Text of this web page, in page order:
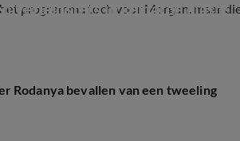
programma toch voor Morgan, maar
verleidsters in keiharde clash!
Rodanya bevallen van een tweeling